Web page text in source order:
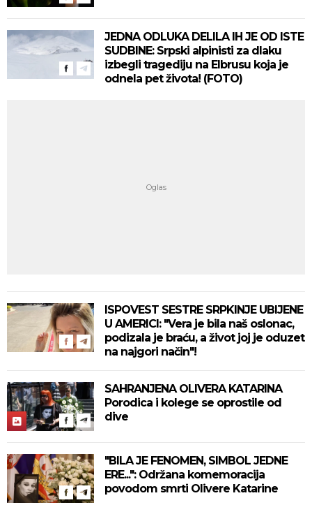
JEDNA ODLUKA DELILA IH JE OD ISTE
SUDBINE: Srpski alpinisti za dlaku
izbegli tragediju na Elbrusu koja je
odnela pet života! (FOTO)
ISPOVEST SESTRE SRPKINJE UBIJENE
U AMERICI: "Vera je bila naš oslonac,
podizala je braću, a život joj je oduzet
na najgori način"!
SAHRANJENA OLIVERA KATARINA
Porodica i kolege se oprostile od
dive
"BILA JE FENOMEN, SIMBOL JEDNE
ERE...": Održana komemoracija
povodom smrti Olivere Katarine